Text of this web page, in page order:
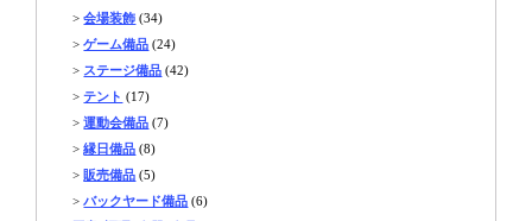
>会場装飾 (34)
>ゲーム備品 (24)
> ステージ備品 (42)
>テント (17)
>運動会備品 (7)
>縁日備品 (8)
> 販売備品 (5)
>バックヤード備品 (6)